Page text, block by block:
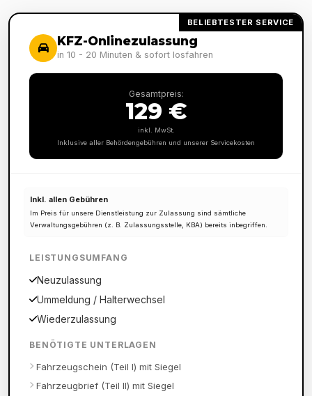
BELIEBTESTER SERVICE
KFZ-Onlinezulassung
in 10 - 20 Minuten & sofort losfahren
Gesamtpreis:
129 €
inkl. MwSt.
Inklusive aller Behördengebühren und unserer Servicekosten
Inkl. allen Gebühren
Im Preis für unsere Dienstleistung zur Zulassung sind sämtliche
Verwaltungsgebühren (z. B. Zulassungsstelle, KBA) bereits inbegriffen.
LEISTUNGSUMFANG
Neuzulassung
Ummeldung / Halterwechsel
Wiederzulassung
BENÖTIGTE UNTERLAGEN
Fahrzeugschein (Teil I) mit Siegel
Fahrzeugbrief (Teil II) mit Siegel